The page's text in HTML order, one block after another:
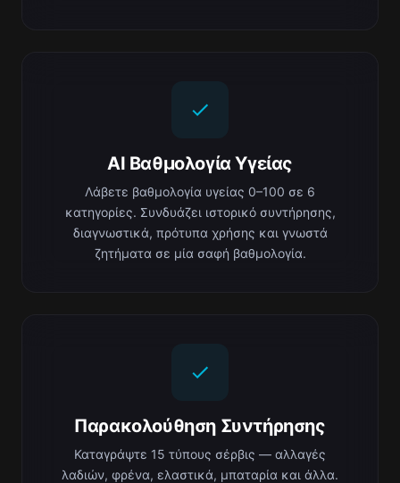
AI Βαθμολογία Υγείας
Λάβετε βαθμολογία υγείας 0–100 σε 6
κατηγορίες. Συνδυάζει ιστορικό συντήρησης,
διαγνωστικά, πρότυπα χρήσης και γνωστά
ζητήματα σε μία σαφή βαθμολογία.
Παρακολούθηση Συντήρησης
Καταγράψτε 15 τύπους σέρβις — αλλαγές
λαδιών, φρένα, ελαστικά, μπαταρία και άλλα.